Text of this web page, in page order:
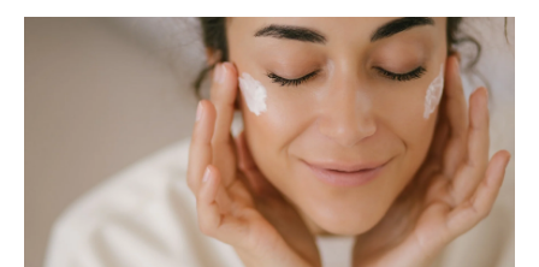
moda & ljepota